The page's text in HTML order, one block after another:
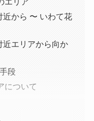
から 〜 いわて花
近エリアから向か
段
について